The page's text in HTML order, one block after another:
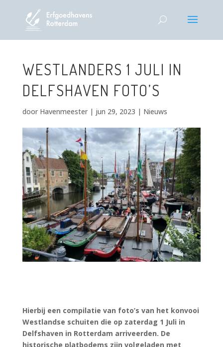
WESTLANDERS 1 JULI IN
DELFSHAVEN FOTO’S
door Havenmeester| jun 29, 2023 | Nieuws
Hierbij een compilatie van foto’s van het konvooi
Westlandse schuiten die op zaterdag 1 Juli in
Delfshaven in Rotterdam arriveerden. De
historische platbodems zijn volgeladen met